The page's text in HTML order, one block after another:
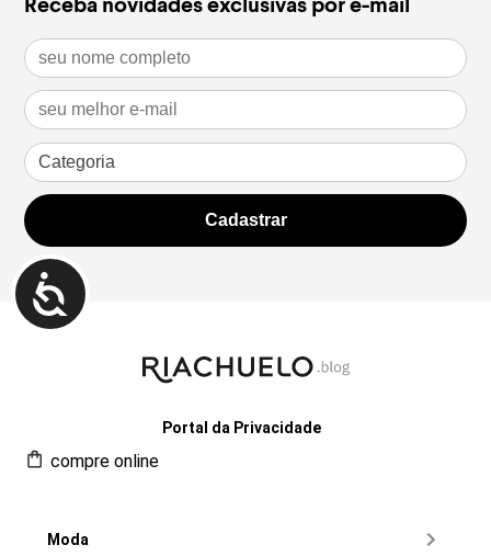
Portal da Privacidade
compre online
Moda